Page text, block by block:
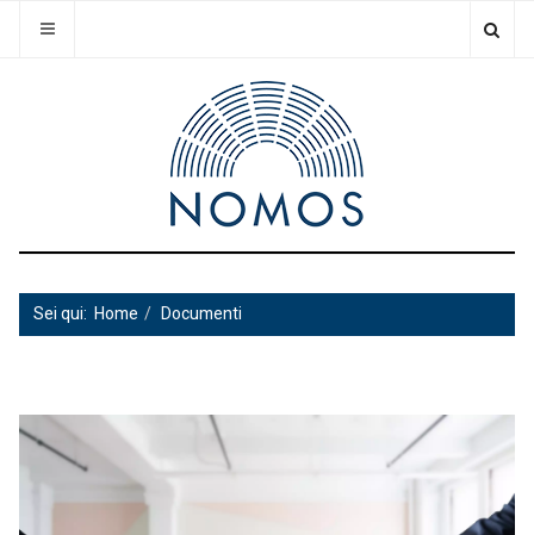
Sei qui: Home Documenti